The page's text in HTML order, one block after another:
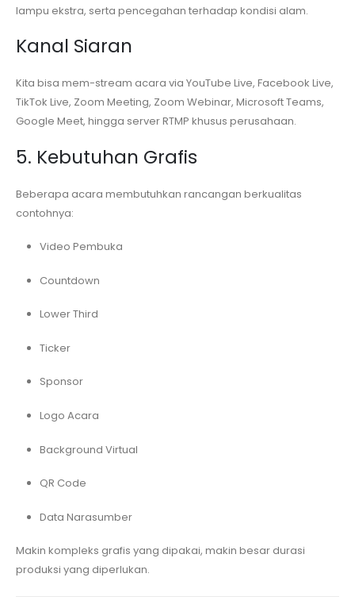
lampu ekstra, serta pencegahan terhadap kondisi alam.
Kanal Siaran
Kita bisa mem-stream acara via YouTube Live, Facebook Live,
TikTok Live, Zoom Meeting, Zoom Webinar, Microsoft Teams,
Google Meet, hingga server RTMP khusus perusahaan.
5. Kebutuhan Grafis
Beberapa acara membutuhkan rancangan berkualitas
contohnya:
Video Pembuka
Countdown
Lower Third
Ticker
Sponsor
Logo Acara
Background Virtual
QR Code
Data Narasumber
Makin kompleks grafis yang dipakai, makin besar durasi
produksi yang diperlukan.